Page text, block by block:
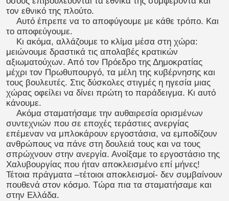
τον εθνικό της πλούτο.
Αυτό έπρεπε να το αποφύγουμε με κάθε τρόπο. Και
το αποφεύγουμε.
Κι ακόμα, αλλάζουμε το κλίμα μέσα στη χώρα:
μειώνουμε δραστικά τις απολαβές κρατικών
αξιωματούχων. Από τον Πρόεδρο της Δημοκρατίας
μέχρι τον Πρωθυπουργό, τα μέλη της κυβέρνησης και
τους βουλευτές. Στις δύσκολες στιγμές η ηγεσία μιας
χώρας οφείλει να δίνει πρώτη το παράδειγμα. Κι αυτό
κάνουμε.
Ακόμα σταματήσαμε την αυθαιρεσία ορισμένων
συντεχνιών που σε εποχές τεράστιες ανεργίας
επέμεναν να μπλοκάρουν εργοστάσια, να εμποδίζουν
ανθρώπους να πάνε στη δουλειά τους και να τους
σπρώχνουν στην ανεργία. Ανοίξαμε το εργοστάσιο της
Χαλυβουργίας που ήταν αποκλεισμένο επί μήνες!
Τέτοια πράγματα –τέτοιοι αποκλεισμοί- δεν συμβαίνουν
πουθενά στον κόσμο. Τώρα πια τα σταματήσαμε και
στην Ελλάδα.